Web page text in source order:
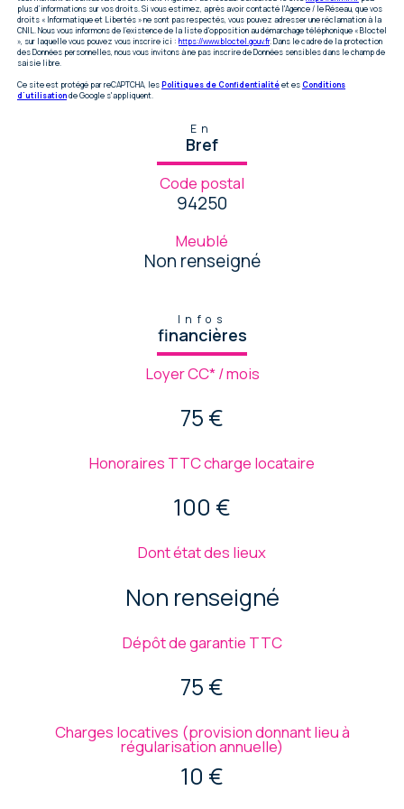
plus d’informations sur vos droits. Si vous estimez, après avoir contacté l'Agence / le Réseau, que vos
droits « Informatique et Libertés » ne sont pas respectés, vous pouvez adresser une réclamation à la
CNIL. Nous vous informons de l’existence de la liste d'opposition au démarchage téléphonique « Bloctel
», sur laquelle vous pouvez vous inscrire ici : https://www.bloctel.gouv.fr. Dans le cadre de la protection
des Données personnelles, nous vous invitons à ne pas inscrire de Données sensibles dans le champ de
saisie libre.
Ce site est protégé par reCAPTCHA, lesPolitiques de Confidentialitéet esConditions
d'utilisationde Google s'appliquent.
En
Bref
Code postal
94250
Meublé
Non renseigné
Infos
financières
Loyer CC* / mois
75 €
Honoraires TTC charge locataire
100 €
Dont état des lieux
Non renseigné
Dépôt de garantie TTC
75 €
Charges locatives (provision donnant lieu à
régularisation annuelle)
10 €